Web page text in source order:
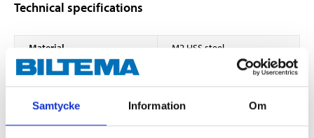
Samtycke Information Om
Technical specifications
Material
M2 HSS steel
Hardness